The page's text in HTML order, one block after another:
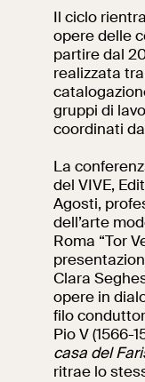
Video
Opere
La
del VIVE
Il ciclo
opere delle
partire dal
realizzata
gruppi di
coordinati
La
del VIVE,
Agosti,
dell’arte
Roma “Tor
Clara
opere in
filo
Pio V (1566-
casa del
ritrae lo